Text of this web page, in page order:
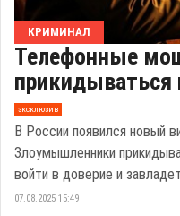
КРИМИНАЛ
Телефонные
эксклюзив
В России появился новый
Злоумышленники
войти в доверие и
07.08.2025 15:49